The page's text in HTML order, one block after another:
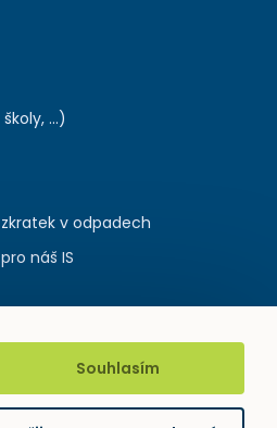
...)
v odpadech
náš IS
Souhlasím